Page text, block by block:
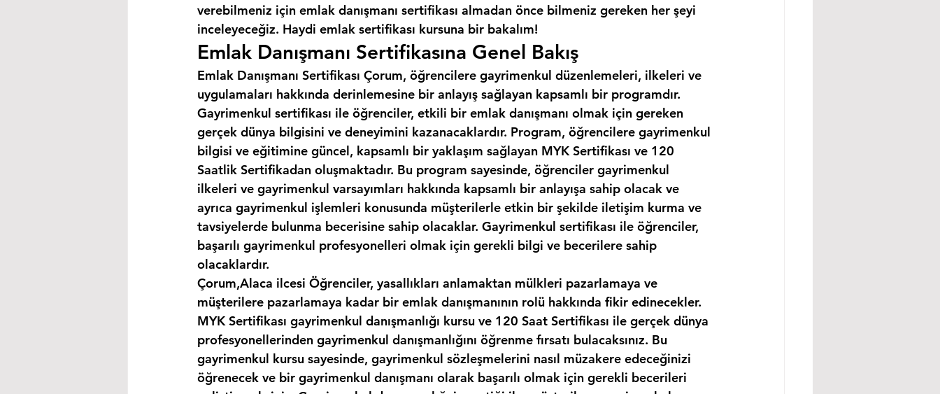
verebilmeniz için emlak danışmanı sertifikası almadan önce bilmeniz gereken her şeyi
inceleyeceğiz. Haydi emlak sertifikası kursuna bir bakalım!
Emlak Danışmanı Sertifikasına Genel Bakış
Emlak Danışmanı Sertifikası Çorum, öğrencilere gayrimenkul düzenlemeleri, ilkeleri ve
uygulamaları hakkında derinlemesine bir anlayış sağlayan kapsamlı bir programdır.
Gayrimenkul sertifikası ile öğrenciler, etkili bir emlak danışmanı olmak için gereken
gerçek dünya bilgisini ve deneyimini kazanacaklardır. Program, öğrencilere gayrimenkul
bilgisi ve eğitimine güncel, kapsamlı bir yaklaşım sağlayan MYK Sertifikası ve 120
Saatlik Sertifikadan oluşmaktadır. Bu program sayesinde, öğrenciler gayrimenkul
ilkeleri ve gayrimenkul varsayımları hakkında kapsamlı bir anlayışa sahip olacak ve
ayrıca gayrimenkul işlemleri konusunda müşterilerle etkin bir şekilde iletişim kurma ve
tavsiyelerde bulunma becerisine sahip olacaklar. Gayrimenkul sertifikası ile öğrenciler,
başarılı gayrimenkul profesyonelleri olmak için gerekli bilgi ve becerilere sahip
olacaklardır.
Çorum,Alaca ilcesi Öğrenciler, yasallıkları anlamaktan mülkleri pazarlamaya ve
müşterilere pazarlamaya kadar bir emlak danışmanının rolü hakkında fikir edinecekler.
MYK Sertifikası gayrimenkul danışmanlığı kursu ve 120 Saat Sertifikası ile gerçek dünya
profesyonellerinden gayrimenkul danışmanlığını öğrenme fırsatı bulacaksınız. Bu
gayrimenkul kursu sayesinde, gayrimenkul sözleşmelerini nasıl müzakere edeceğinizi
öğrenecek ve bir gayrimenkul danışmanı olarak başarılı olmak için gerekli becerileri